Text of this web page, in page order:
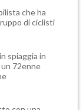
che ha
di ciclisti
spiaggia in
72enne